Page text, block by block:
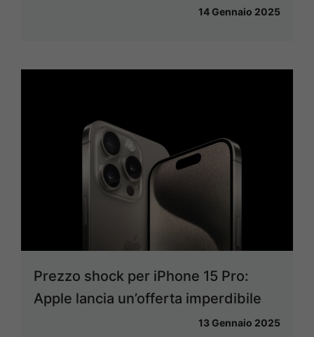
14 Gennaio 2025
Prezzo shock per iPhone 15 Pro:
Apple lancia un’offerta imperdibile
13 Gennaio 2025